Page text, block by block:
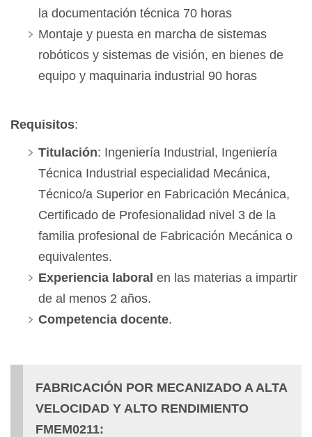
la documentación técnica 70 horas
Montaje y puesta en marcha de sistemas
robóticos y sistemas de visión, en bienes de
equipo y maquinaria industrial 90 horas
Requisitos:
Titulación: Ingeniería Industrial, Ingeniería
Técnica Industrial especialidad Mecánica,
Técnico/a Superior en Fabricación Mecánica,
Certificado de Profesionalidad nivel 3 de la
familia profesional de Fabricación Mecánica o
equivalentes.
Experiencia laboral en las materias a impartir
de al menos 2 años.
Competencia docente.
FABRICACIÓN POR MECANIZADO A ALTA
VELOCIDAD Y ALTO RENDIMIENTO
FMEM0211: